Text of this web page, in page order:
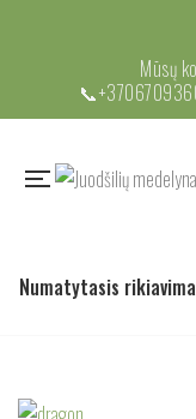
Mūsų
📞